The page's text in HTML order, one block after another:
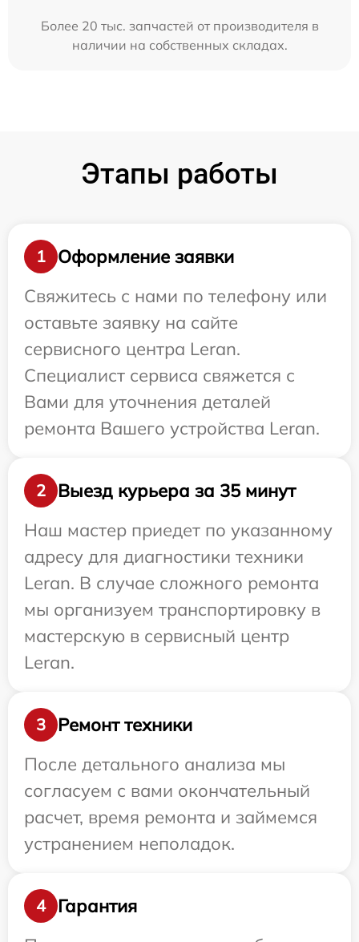
Более 20 тыс. запчастей от производителя в
наличии на собственных складах.
Этапы работы
1
Оформление заявки
Свяжитесь с нами по телефону или
оставьте заявку на сайте
сервисного центра Leran.
Специалист сервиса свяжется с
Вами для уточнения деталей
ремонта Вашего устройства Leran.
2
Выезд курьера за 35 минут
Наш мастер приедет по указанному
адресу для диагностики техники
Leran. В случае сложного ремонта
мы организуем транспортировку в
мастерскую в сервисный центр
Leran.
3
Ремонт техники
После детального анализа мы
согласуем с вами окончательный
расчет, время ремонта и займемся
устранением неполадок.
4
Гарантия